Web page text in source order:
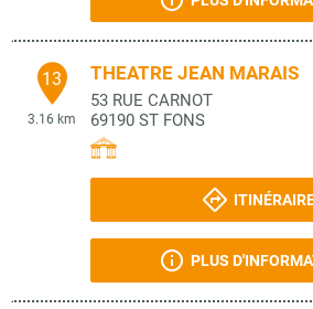
13
3.16 km
THEATRE JEAN MARAIS
53 RUE CARNOT
69190 ST FONS
PLUS